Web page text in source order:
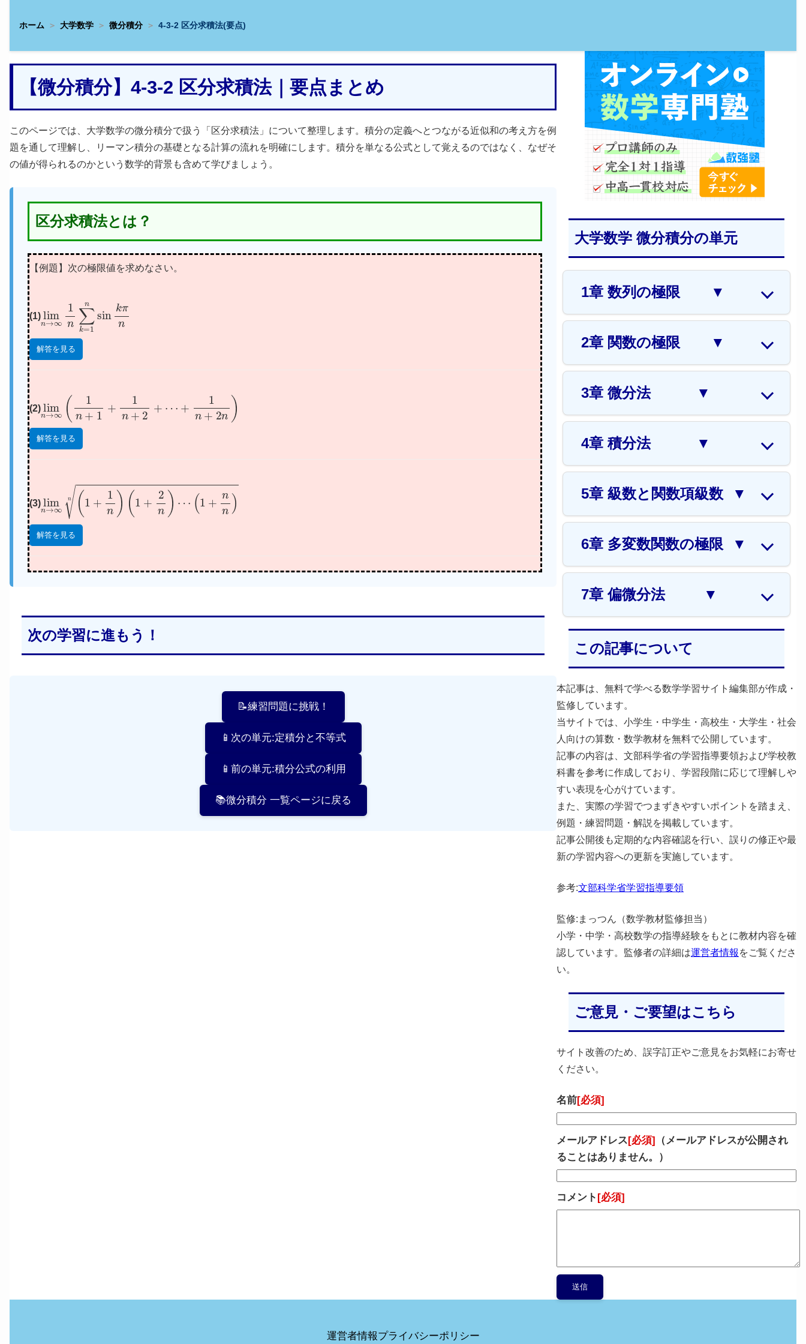
ホーム 大学数学 微分積分 4-3-2 区分求積法(要点)
【微分積分】4-3-2 区分求積法｜要点まとめ
このページでは、大学数学の微分積分で扱う「区分求積法」について整理します。積分の定義へとつながる近似和の考え方を例
題を通して理解し、リーマン積分の基礎となる計算の流れを明確にします。積分を単なる公式として覚えるのではなく、なぜそ
の値が得られるのかという数学的背景も含めて学びましょう。
区分求積法とは？
【例題】次の極限値を求めなさい。
(1)
lim → ∞1n ∑ =1n
解答を見る
(2)
lim → (1 n+ )
解答を見る
(3)
lim → ∞(1 n )(1 +2 ⋯ 1 )n
解答を見る
次の学習に進もう！
📝練習問題に挑戦！
📱次の単元:定積分と不等式
📱前の単元:積分公式の利用
📚微分積分 一覧ページに戻る
大学数学 微分積分の単元
1章 数列の極限 ▼
2章 関数の極限 ▼
3章 微分法 ▼
4章 積分法 ▼
5章 級数と関数項級数 ▼
6章 多変数関数の極限 ▼
7章 偏微分法 ▼
この記事について
本記事は、無料で学べる数学学習サイト編集部が作成・
監修しています。
当サイトでは、小学生・中学生・高校生・大学生・社会
人向けの算数・数学教材を無料で公開しています。
記事の内容は、文部科学省の学習指導要領および学校教
科書を参考に作成しており、学習段階に応じて理解しや
すい表現を心がけています。
また、実際の学習でつまずきやすいポイントを踏まえ、
例題・練習問題・解説を掲載しています。
記事公開後も定期的な内容確認を行い、誤りの修正や最
新の学習内容への更新を実施しています。
参考:文部科学省学習指導要領
監修:まっつん（数学教材監修担当）
小学・中学・高校数学の指導経験をもとに教材内容を確
認しています。監修者の詳細は運営者情報 をご覧くださ
い。
ご意見・ご要望はこちら
サイト改善のため、誤字訂正やご意見をお気軽にお寄せ
ください。
名前[必須]
メールアドレス [必須]
（メールアドレスが公開され
ることはありません。）
コメント [必須]
運営者情報プライバシーポリシー